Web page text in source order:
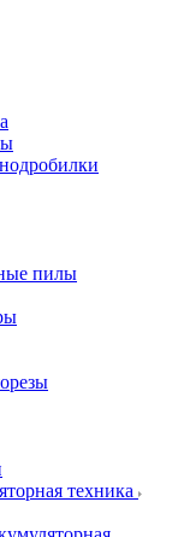
пилы
техника